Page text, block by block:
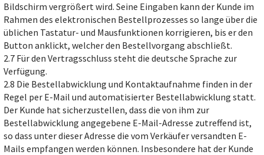
Bildschirm vergrößert wird. Seine Eingaben kann der Kunde im
Rahmen des elektronischen Bestellprozesses so lange über die
üblichen Tastatur- und Mausfunktionen korrigieren, bis er den
Button anklickt, welcher den Bestellvorgang abschließt.
2.7 Für den Vertragsschluss steht die deutsche Sprache zur
Verfügung.
2.8 Die Bestellabwicklung und Kontaktaufnahme finden in der
Regel per E-Mail und automatisierter Bestellabwicklung statt.
Der Kunde hat sicherzustellen, dass die von ihm zur
Bestellabwicklung angegebene E-Mail-Adresse zutreffend ist,
so dass unter dieser Adresse die vom Verkäufer versandten E-
Mails empfangen werden können. Insbesondere hat der Kunde